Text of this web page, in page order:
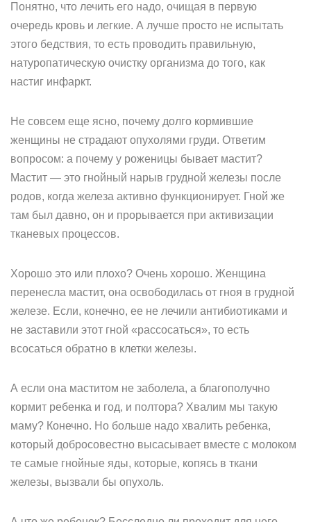
Понятно, что лечить его надо, очищая в первую
очередь кровь и легкие. А лучше просто не испытать
этого бедствия, то есть проводить правильную,
натуропатическую очистку организма до того, как
настиг инфаркт.
Не совсем еще ясно, почему долго кормившие
женщины не страдают опухолями груди. Ответим
вопросом: а почему у роженицы бывает мастит?
Мастит — это гнойный нарыв грудной железы после
родов, когда железа активно функционирует. Гной же
там был давно, он и прорывается при активизации
тканевых процессов.
Хорошо это или плохо? Очень хорошо. Женщина
перенесла мастит, она освободилась от гноя в грудной
железе. Если, конечно, ее не лечили антибиотиками и
не заставили этот гной «рассосаться», то есть
всосаться обратно в клетки железы.
А если она маститом не заболела, а благополучно
кормит ребенка и год, и полтора? Хвалим мы такую
маму? Конечно. Но больше надо хвалить ребенка,
который добросовестно высасывает вместе с молоком
те самые гнойные яды, которые, копясь в ткани
железы, вызвали бы опухоль.